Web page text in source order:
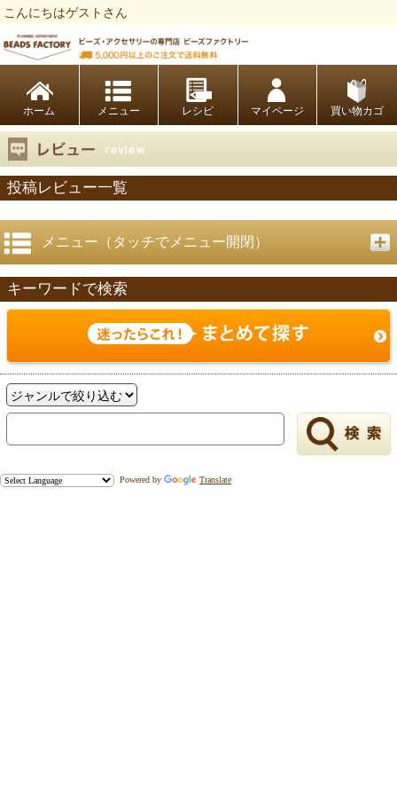
こんにちはゲストさん
ホーム レシピ マイページ 買い物カゴ
投稿レビュー一覧
メニュー（タッチでメニュー開閉）
キーワードで検索
Powered by Translate